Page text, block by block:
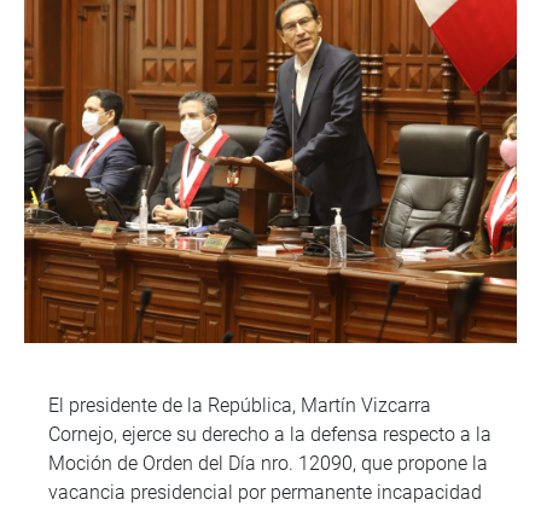
El presidente de la República, Martín Vizcarra
Cornejo, ejerce su derecho a la defensa respecto a la
Moción de Orden del Día nro. 12090, que propone la
vacancia presidencial por permanente incapacidad